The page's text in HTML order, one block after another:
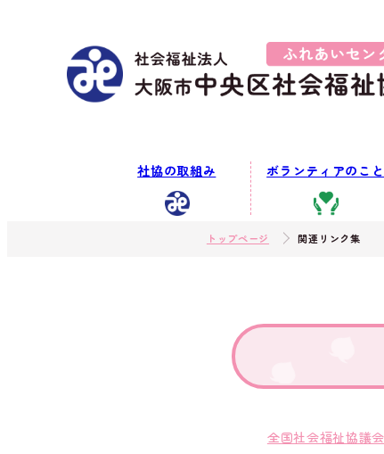
社協の取組み ボランティアのこと
トップページ 関連リンク集
全国社会福祉協議会